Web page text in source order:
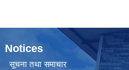
Notices
सूचना तथा समाचार